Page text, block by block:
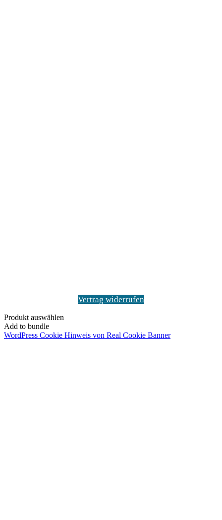
Vertrag widerrufen
Produkt auswählen
Add to bundle
WordPress Cookie Hinweis von Real Cookie Banner